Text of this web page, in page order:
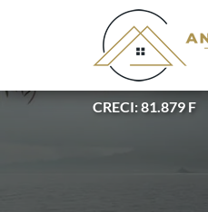
CRECI: 81.879 F